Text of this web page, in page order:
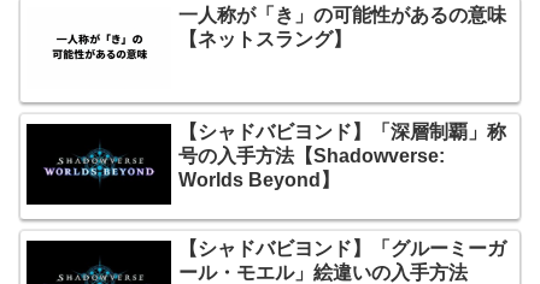
一人称が「き」の可能性があるの意味
【ネットスラング】
【シャドバビヨンド】「深層制覇」称
号の入手方法【Shadowverse:
Worlds Beyond】
【シャドバビヨンド】「グルーミーガ
ール・モエル」絵違いの入手方法